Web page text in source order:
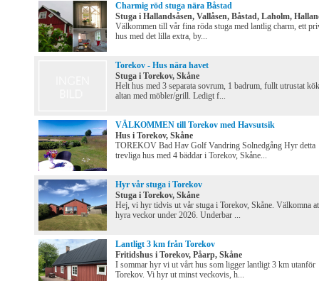
Charmig röd stuga nära Båstad
Stuga i Hallandsåsen, Vallåsen, Båstad, Laholm,
Välkommen till vår fina röda stuga med lantlig charm, ett
hus med det lilla extra, by...
Torekov - Hus nära havet
Stuga i Torekov, Skåne
Helt hus med 3 separata sovrum, 1 badrum, fullt utrustat
altan med möbler/grill. Ledigt f...
VÄLKOMMEN till Torekov med Havsutsik
Hus i Torekov, Skåne
TOREKOV Bad Hav Golf Vandring Solnedgång Hyr detta
trevliga hus med 4 bäddar i Torekov, Skåne...
Hyr vår stuga i Torekov
Stuga i Torekov, Skåne
Hej, vi hyr tidvis ut vår stuga i Torekov, Skåne. Välkomna
hyra veckor under 2026. Underbar ...
Lantligt 3 km från Torekov
Fritidshus i Torekov, Påarp, Skåne
I sommar hyr vi ut vårt hus som ligger lantligt 3 km utanför
Torekov. Vi hyr ut minst veckovis, h...